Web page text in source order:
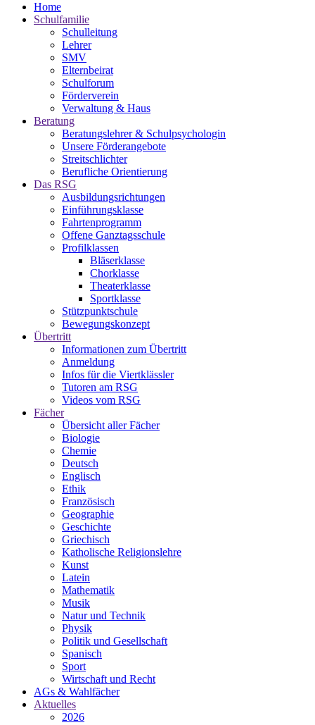
Home
Schulfamilie
Schulleitung
Lehrer
SMV
Elternbeirat
Schulforum
Förderverein
Verwaltung & Haus
Beratung
Beratungslehrer & Schulpsychologin
Unsere Förderangebote
Streitschlichter
Berufliche Orientierung
Das RSG
Ausbildungsrichtungen
Einführungsklasse
Fahrtenprogramm
Offene Ganztagsschule
Profilklassen
Bläserklasse
Chorklasse
Theaterklasse
Sportklasse
Stützpunktschule
Bewegungskonzept
Übertritt
Informationen zum Übertritt
Anmeldung
Infos für die Viertklässler
Tutoren am RSG
Videos vom RSG
Fächer
Übersicht aller Fächer
Biologie
Chemie
Deutsch
Englisch
Ethik
Französisch
Geographie
Geschichte
Griechisch
Katholische Religionslehre
Kunst
Latein
Mathematik
Musik
Natur und Technik
Physik
Politik und Gesellschaft
Spanisch
Sport
Wirtschaft und Recht
AGs & Wahlfächer
Aktuelles
2026